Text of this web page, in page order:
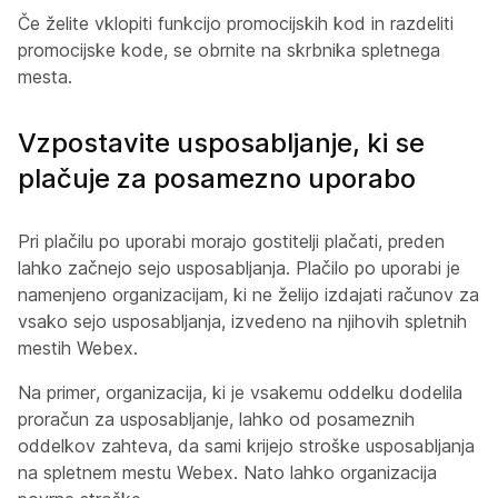
Če želite vklopiti funkcijo promocijskih kod in razdeliti
promocijske kode, se obrnite na skrbnika spletnega
mesta.
Vzpostavite usposabljanje, ki se
plačuje za posamezno uporabo
Pri plačilu po uporabi morajo gostitelji plačati, preden
lahko začnejo sejo usposabljanja. Plačilo po uporabi je
namenjeno organizacijam, ki ne želijo izdajati računov za
vsako sejo usposabljanja, izvedeno na njihovih spletnih
mestih Webex.
Na primer, organizacija, ki je vsakemu oddelku dodelila
proračun za usposabljanje, lahko od posameznih
oddelkov zahteva, da sami krijejo stroške usposabljanja
na spletnem mestu Webex. Nato lahko organizacija